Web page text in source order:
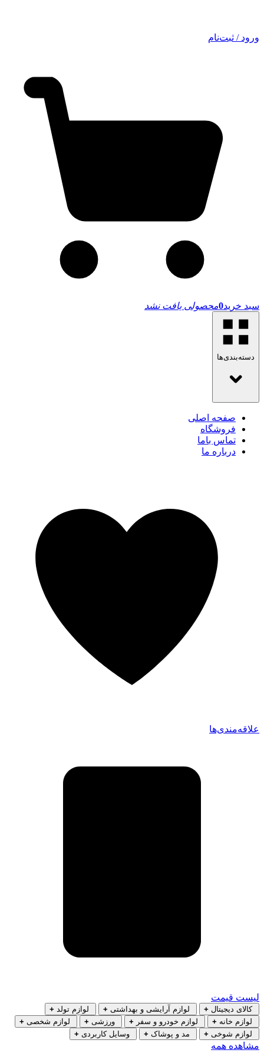
ورود / ثبت‌نام
سبد خرید0محصولی یافت نشد
دسته‌بندی‌ها
صفحه اصلی
فروشگاه
تماس باما
درباره ما
علاقه‌مندی‌ها
لیست قیمت
کالای دیجیتال + لوازم آرایشی و بهداشتی + لوازم تولد +
لوازم خانه + لوازم خودرو و سفر + ورزشی + لوازم شخصی +
لوازم شوخی + مد و پوشاک + وسایل کاربردی +
مشاهده همه